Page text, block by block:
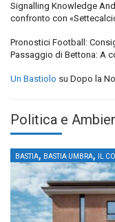
Signalling Knowledge
confronto con
Pronostici Football:
Passaggio di Bettona: A
Un Bastiolo su Dopo la
Politica e
BASTIA, BASTIA UMBRA, IL